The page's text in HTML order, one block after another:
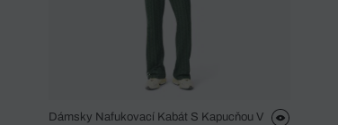
Dámsky Nafukovací Kabát S Kapucňou V